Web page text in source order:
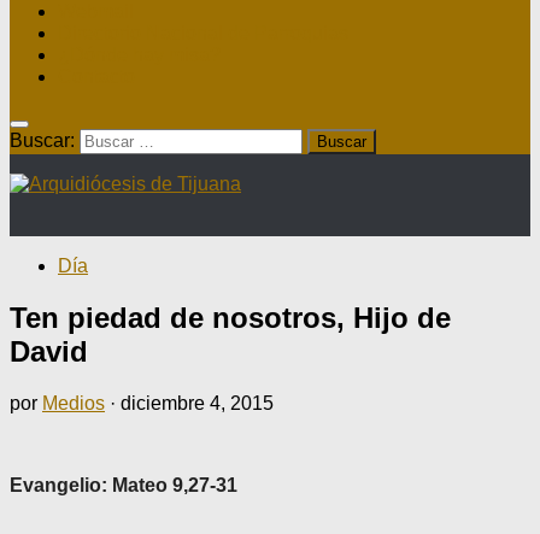
Buscar:
Día
Ten piedad de nosotros, Hijo de
David
por Medios · diciembre 4, 2015
Evangelio: Mateo 9,27-31